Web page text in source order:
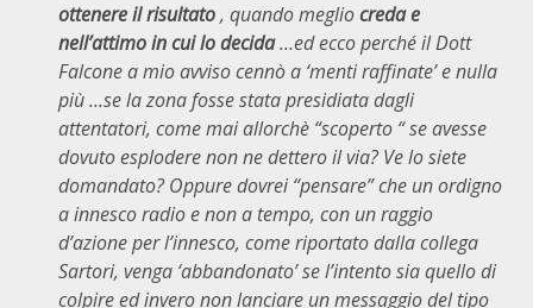
ottenere il risultato, quando megliocreda e
nell’attimo in cui lo decida…ed ecco perché il Dott
Falcone a mio avviso cennò a ‘menti raffinate’ e nulla
più …se la zona fosse stata presidiata dagli
attentatori, come mai allorchè “scoperto “ se avesse
dovuto esplodere non ne dettero il via? Ve lo siete
domandato? Oppure dovrei “pensare” che un ordigno
a innesco radio e non a tempo, con un raggio
d’azione per l’innesco, come riportato dalla collega
Sartori, venga ‘abbandonato’ se l’intento sia quello di
colpire ed invero non lanciare un messaggio del tipo